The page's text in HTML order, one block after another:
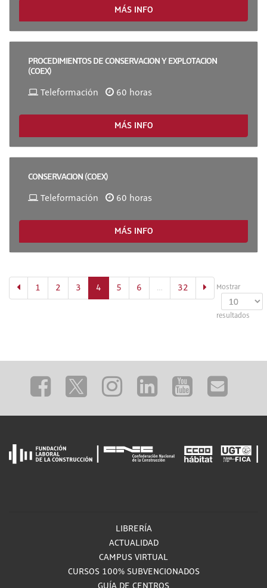
MÁS INFO
PROCEDIMIENTOS DE CONSERVACION Y EXPLOTACION
(COEX)
Teleformación 60 horas
MÁS INFO
CONSERVACION (COEX)
Teleformación 60 horas
MÁS INFO
Mostrar
resultados
1 2 3 4 (actual)
5 6 … 32
LIBRERÍA
ACTUALIDAD
CAMPUS VIRTUAL
CURSOS 100% SUBVENCIONADOS